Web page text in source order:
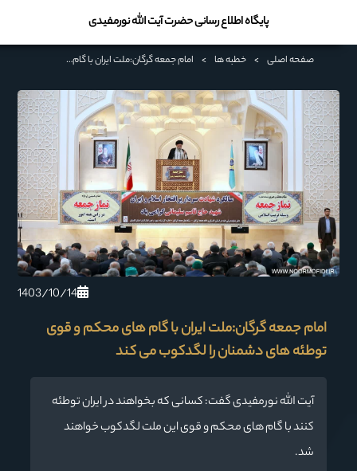
پایگاه اطلاع رسانی حضرت آیت الله نورمفیدی
صفحه اصلی > خطبه ها > امام جمعه گرگان:ملت ایران با گام های محکم و قوی توطئه های دشمنان را لگدکوب می کند
1403/10/14
امام جمعه گرگان:ملت ایران با گام های محکم و قوی
توطئه های دشمنان را لگدکوب می کند
آیت الله نورمفیدی گفت: کسانی که بخواهند در ایران توطئه
کنند با گام های محکم و قوی این ملت لگدکوب خواهند
شد.